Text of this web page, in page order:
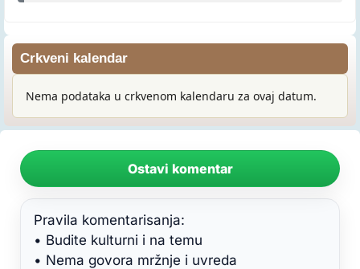
Crkveni kalendar
Nema podataka u crkvenom kalendaru za ovaj datum.
Ostavi komentar
Pravila komentarisanja:
• Budite kulturni i na temu
• Nema govora mržnje i uvreda